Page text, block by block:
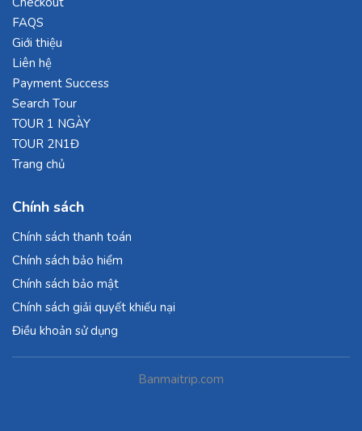
FAQS
Giới thiệu
Liên hệ
Payment Success
Search Tour
TOUR 1 NGÀY
TOUR 2N1Đ
Trang chủ
Chính sách
Chính sách thanh toán
Chính sách bảo hiểm
Chính sách bảo mật
Chính sách giải quyết khiếu nại
Điều khoản sử dụng
Banmaitrip.com